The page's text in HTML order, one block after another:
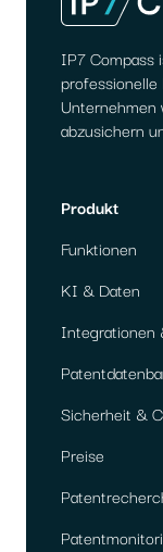
IP7
Unternehmen
abzusichern
Produkt
Funktionen
KI & Daten
Integrationen
Sicherheit &
Preise